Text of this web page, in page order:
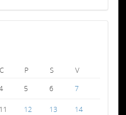
C P S
V
5 6 7
11 12 13 14